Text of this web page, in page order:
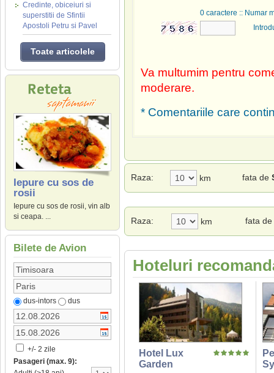
Credinte, obiceiuri si
superstitii de Sfintii
Apostoli Petru si Pavel
Toate articolele
Iepure cu sos de
rosii
Iepure cu sos de rosii, vin alb
si ceapa. ...
Bilete de Avion
dus-intors dus
+/- 2 zile
Pasageri (max. 9):
0 caractere :: Numar
Va multumim pentru
moderare.
* Comentariile care
Raza: km fata de
Raza: km fata de
Hoteluri
Hotel Lux
Garden